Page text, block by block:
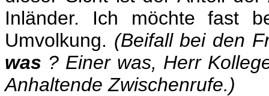
Inländer. Ich möchte fast
Umvolkung. (Beifall bei den
was ? Einer was, Herr
Anhaltende Zwischenrufe.)